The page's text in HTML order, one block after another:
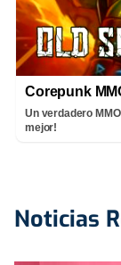
Corepunk
Un verdadero
mejor!
Noticias